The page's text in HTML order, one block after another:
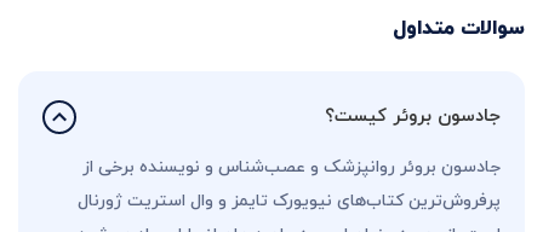
سوالات متداول
جادسون بروئر کیست؟
جادسون بروئر روانپزشک و عصب‌شناس و نویسنده برخی از
پرفروش‌ترین کتاب‌های نیویورک‌ تایمز و وال استریت ژورنال